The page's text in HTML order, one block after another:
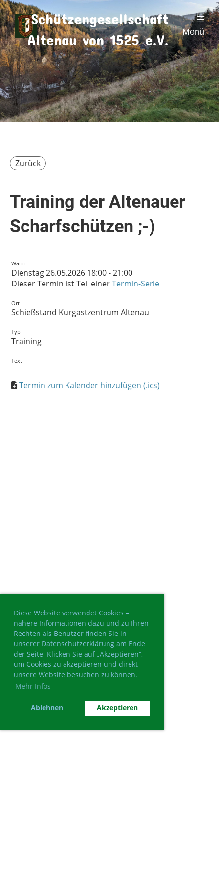
Diese Website verwendet Cookies –
nähere Informationen dazu und zu Ihren
Rechten als Benutzer finden Sie in
unserer Datenschutzerklärung am Ende
der Seite. Klicken Sie auf „Akzeptieren“,
um Cookies zu akzeptieren und direkt
unsere Website besuchen zu können.
Mehr Infos
Ablehnen Akzeptieren
Schützengesellschaft
Altenau von 1525 e.V.
Menü
Zurück
Training der Altenauer
Scharfschützen ;-)
Wann
Dienstag 26.05.2026 18:00 - 21:00
Dieser Termin ist Teil einerTermin-Serie
Ort
Schießstand Kurgastzentrum Altenau
Typ
Training
Text
Termin zum Kalender hinzufügen (.ics)